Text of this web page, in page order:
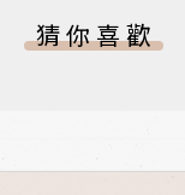
猜你喜歡